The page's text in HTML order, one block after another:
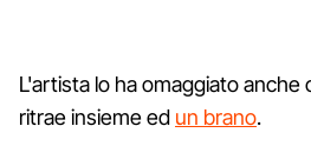
L'artista lo ha omaggiato anche
ritrae insieme ed un brano.